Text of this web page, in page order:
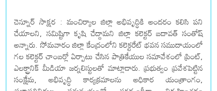
చెన్నూర్ సాక్షర : మంచిర్యాల జిల్లా అభివృద్ధికి అందరం కలిసి పని
చేయాలని, సమిష్టిగా కృషి చేద్దామని జిల్లా కలెక్టర్ బదావత్ సంతోష్
అన్నారు. సోమవారం జిల్లా కేంద్రంలోని కలెక్టరేట్ భవన సముదాయంలో
గల కలెక్టర్ చాంబర్లో ఏర్పాటు చేసిన పాత్రికేయుల సమావేశంలో ప్రింట్,
ఎలక్ట్రానిక్ మీడియా జర్నలిస్టులతో మాట్లాడారు. ప్రభుత్వం ప్రవేశపెట్టిన
సంక్షేమ, అభివృద్ధి కార్యక్రమాలను అధికార యంత్రాంగం,